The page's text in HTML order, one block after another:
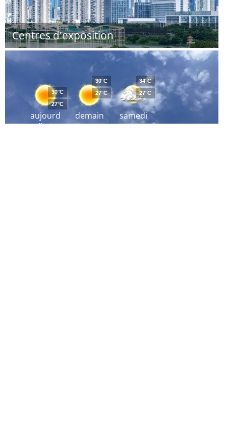
Centres d'exposition
aujourd
´hui
30°C
27°C
demain
30°C
27°C
samedi
34°C
27°C